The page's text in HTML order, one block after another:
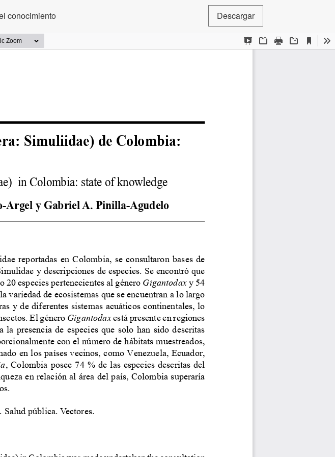
conocimiento Descargar